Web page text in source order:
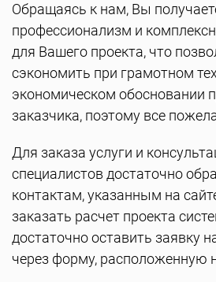
Обращаясь к нам, Вы
профессионализм и
для Вашего проекта, что
сэкономить при грамотном
экономическом обосновании
заказчика, поэтому все
Для заказа услуги и
специалистов достаточно
контактам, указанным на
заказать расчет проекта
достаточно оставить заявку
через форму, расположенную